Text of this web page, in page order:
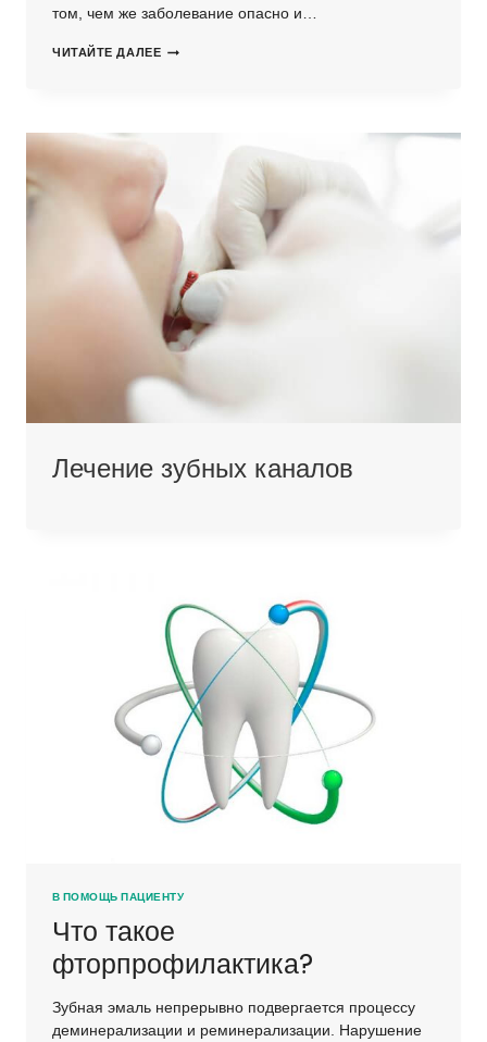
том, чем же заболевание опасно и…
ЧИТАЙТЕ ДАЛЕЕ ЗАЧЕМ
Лечение зубных каналов
В ПОМОЩЬ ПАЦИЕНТУ
Что такое
фторпрофилактика?
Зубная эмаль непрерывно подвергается процессу
деминерализации и реминерализации. Нарушение